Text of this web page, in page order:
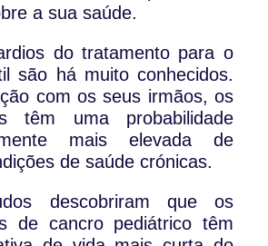
a sua saúde.
do tratamento para o
são há muito conhecidos.
com os seus irmãos, os
têm uma probabilidade
mais elevada de
de saúde crónicas.
descobriram que os
de cancro pediátrico têm